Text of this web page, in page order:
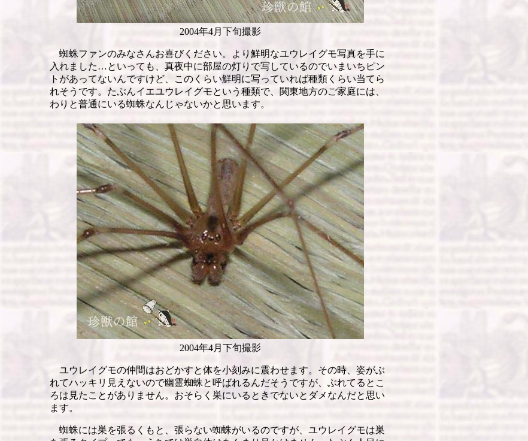
2004年4月下旬撮影
蜘蛛ファンのみなさんお喜びください。より鮮明なユウレイグモ写真を手に
入れました…といっても、真夜中に部屋の灯りで写しているのでいまいちピン
トがあってないんですけど、このくらい鮮明に写っていれば種類くらい当てら
れそうです。たぶんイエユウレイグモという種類で、関東地方のご家庭には、
わりと普通にいる蜘蛛なんじゃないかと思います。
2004年4月下旬撮影
ユウレイグモの仲間はおどかすと体を小刻みに震わせます。その時、姿がぶ
れてハッキリ見えないので幽霊蜘蛛と呼ばれるんだそうですが、ぶれてるとこ
ろは見たことがありません。おそらく巣にいるときでないとダメなんだと思い
ます。
蜘蛛には巣を張るくもと、張らない蜘蛛がいるのですが、ユウレイグモは巣